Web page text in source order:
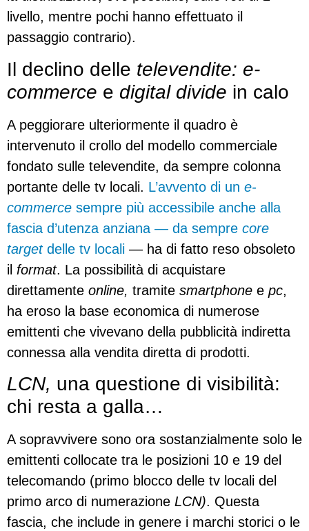
livello, mentre pochi hanno effettuato il
passaggio contrario).
Il declino delle televendite: e-
commerce e digital divide in calo
A peggiorare ulteriormente il quadro è
intervenuto il crollo del modello commerciale
fondato sulle televendite, da sempre colonna
portante delle tv locali. L’avvento di un e-
commerce sempre più accessibile anche alla
fascia d’utenza anziana — da sempre core
targetdelle tv locali — ha di fatto reso obsoleto
il format. La possibilità di acquistare
direttamente online, tramite smartphone e pc,
ha eroso la base economica di numerose
emittenti che vivevano della pubblicità indiretta
connessa alla vendita diretta di prodotti.
LCN, una questione di visibilità:
chi resta a galla…
A sopravvivere sono ora sostanzialmente solo le
emittenti collocate tra le posizioni 10 e 19 del
telecomando (primo blocco delle tv locali del
primo arco di numerazione LCN). Questa
fascia, che include in genere i marchi storici o le